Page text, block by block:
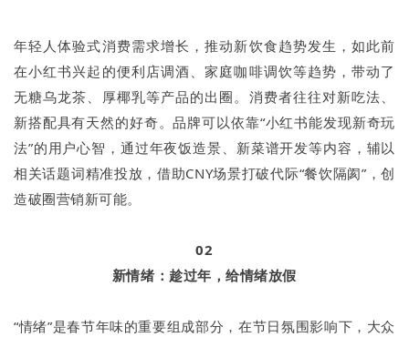
年轻人体验式消费需求增长，推动新饮食趋势发生，如此前
在小红书兴起的便利店调酒、家庭咖啡调饮等趋势，带动了
无糖乌龙茶、厚椰乳等产品的出圈。消费者往往对新吃法、
新搭配具有天然的好奇。品牌可以依靠“小红书能发现新奇玩
法”的用户心智，通过年夜饭造景、新菜谱开发等内容，辅以
相关话题词精准投放，借助CNY场景打破代际“餐饮隔阂”，创
造破圈营销新可能。
02
新情绪：趁过年，给情绪放假
“情绪”是春节年味的重要组成部分，在节日氛围影响下，大众